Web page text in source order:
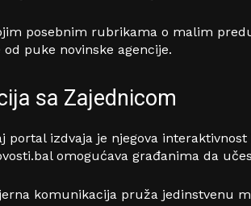
posebnim rubrikama o malim
od puke novinske agencije.
sa Zajednicom
portal izdvaja je njegova
omogućava građanima da
komunikacija pruža jedinstvenu